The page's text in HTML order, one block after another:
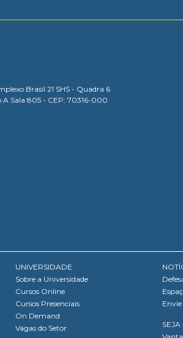
Brasil 21 SHS - Quadra 6
Sala 805 - CEP: 70316-000
UNIVERSIDADE
Sobre a Universidade
Cursos Online
Cursos Presenciais
On Demand
Vagas do Setor